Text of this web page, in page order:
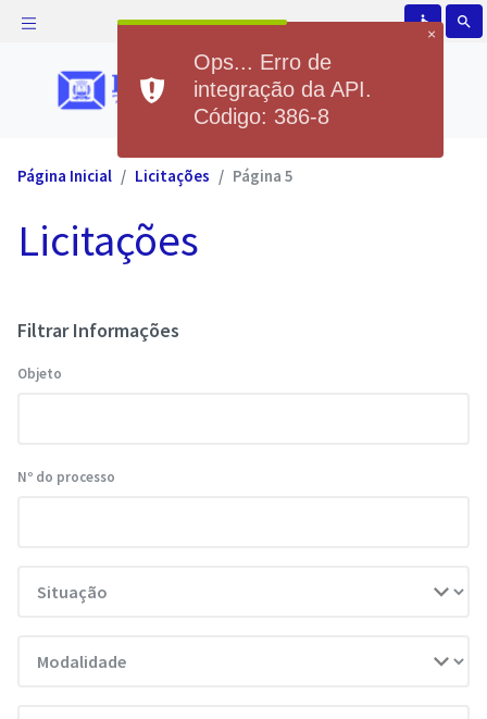
accessible search
Página Inicial Licitações Página 5
Licitações
Filtrar Informações
Objeto
Nº do processo
×
Ops... Erro de
integração da API.
Código: 386-8